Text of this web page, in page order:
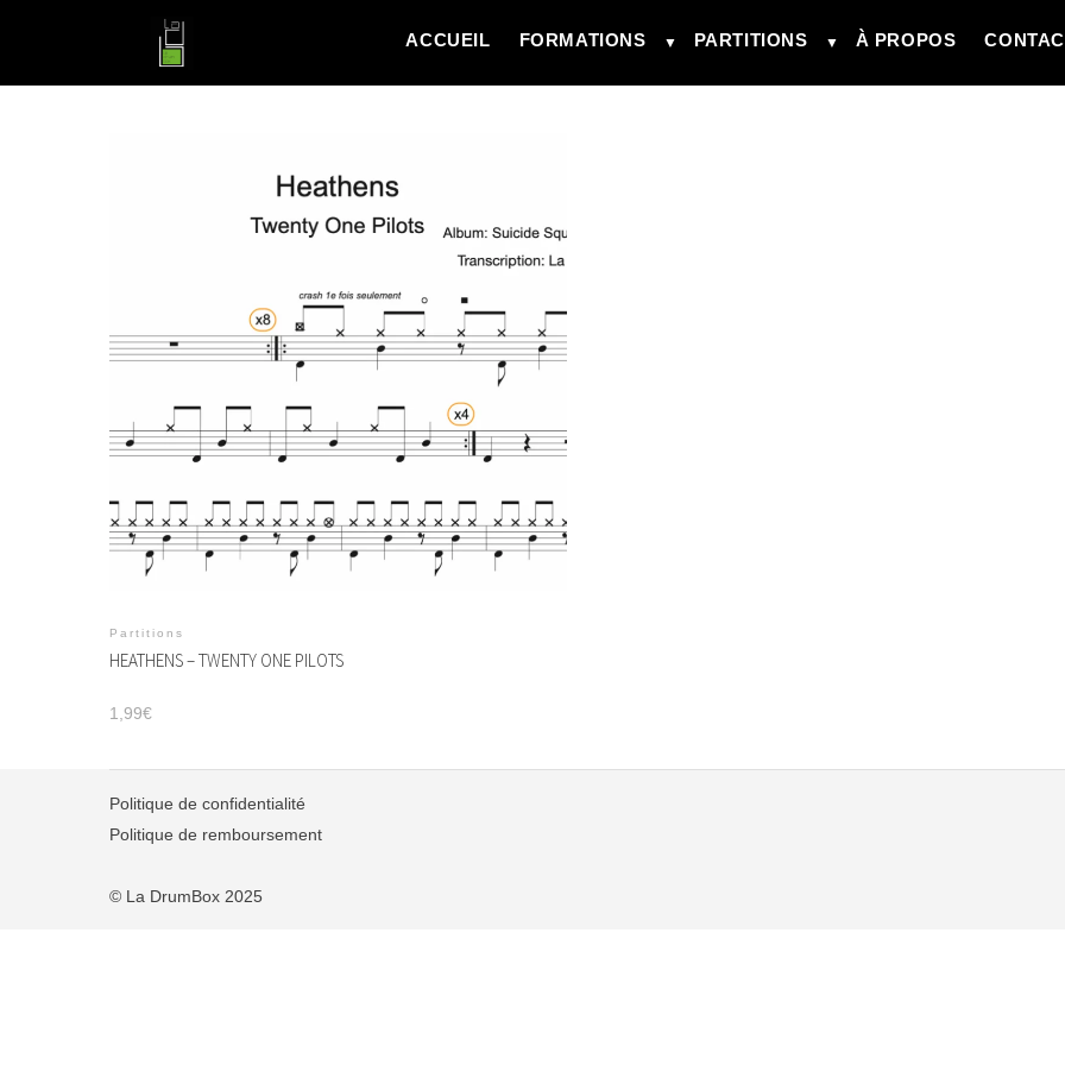
ACCUEIL FORMATIONS ▼ PARTITIONS ▼ À PROPOS
Partitions
HEATHENS – TWENTY ONE PILOTS
1,99€
Politique de confidentialité
Politique de remboursement
© La DrumBox 2025